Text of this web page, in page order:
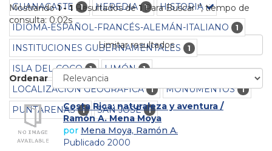
GUANACASTE
1 HEREDIA 1
HISTORIA
IDIOMA-ESPAÑOL-FRANCÉS-ALEMÁN-ITALIANO
1
INSTITUCIONES GUBERNAMENTALES 1
ISLA DEL COCO 1 LIMÓN 1
LOCALIZACIÓN GEOGRÁFICA 1 MONUMENTOS 1
PUNTARENAS 1 SAN JOSÉ 1
Mostrando1 - 1 Resultados de1 Para Buscar '', tiempo de
consulta: 0.02s
Limitar resultados
Ordenar
Costa Rica: naturaleza y aventura /
Ramón A. Mena Moya
por Mena Moya, Ramón A.
Publicado 2000